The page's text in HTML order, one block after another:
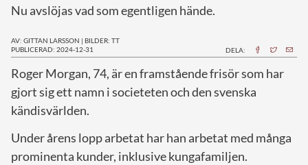
Nu avslöjas vad som egentligen hände.
AV: GITTAN LARSSON | BILDER: TT
PUBLICERAD: 2024-12-31
DELA:
Roger Morgan, 74, är en framstående frisör som har
gjort sig ett namn i societeten och den svenska
kändisvärlden.
Under årens lopp arbetat har han arbetat med många
prominenta kunder, inklusive kungafamiljen.